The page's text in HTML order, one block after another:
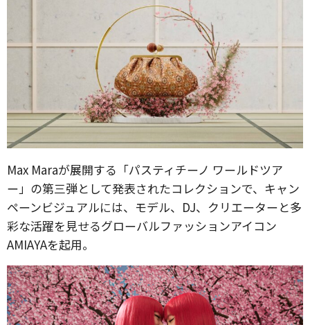
Max Maraが展開する「パスティチーノ ワールドツア
ー」の第三弾として発表されたコレクションで、キャン
ペーンビジュアルには、モデル、DJ、クリエーターと多
彩な活躍を見せるグローバルファッションアイコン
AMIAYAを起用。